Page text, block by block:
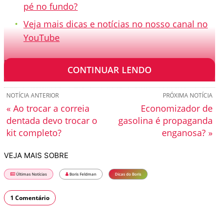
pé no fundo?
Veja mais dicas e notícias no nosso canal no
YouTube
[TRANSCRIÇÃO]
CONTINUAR LENDO
PRÓXIMA NOTÍCIA
Economizador de
gasolina é propaganda
enganosa? »
NOTÍCIA ANTERIOR
« Ao trocar a correia
dentada devo trocar o
kit completo?
VEJA MAIS SOBRE
Últimas Notícias Boris Feldman Dicas do Boris
1 Comentário